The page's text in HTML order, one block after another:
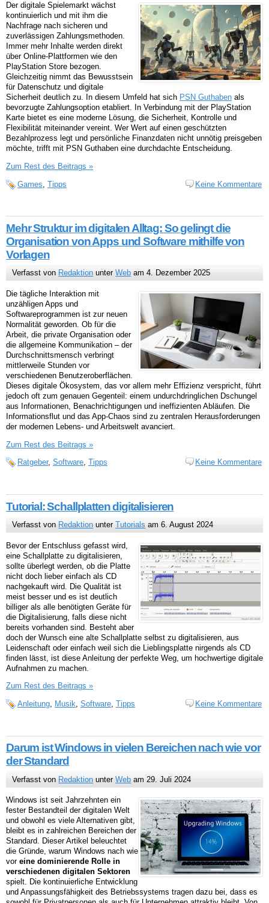
Der digitale Spielemarkt wächst
kontinuierlich und mit ihm die
Nachfrage nach sicheren und
zuverlässigen Zahlungsmethoden.
Immer mehr Inhalte werden direkt
über Online-Plattformen wie den
PlayStation Store bezogen.
Gleichzeitig nimmt das Bewusstsein
für Datenschutz und digitale
Sicherheit deutlich zu. In diesem Umfeld hat sich PSN Guthaben als
bevorzugte Zahlungsoption etabliert. In Verbindung mit der PlayStation
Karte bietet es eine moderne Lösung, die Sicherheit, Kontrolle und
Flexibilität miteinander vereint. Wer Wert auf einen geschützten
Bezahlprozess legt und persönliche Finanzdaten nicht unnötig preisgeben
möchte, trifft mit PSN Guthaben eine durchdachte Entscheidung.
Zum Rest des Beitrags »
Games Tipps Keine Kommentare
Mehr Struktur im digitalen Alltag: So gelingt die
Organisation von Apps und Software mithilfe von
Vorlagen
Verfasst von Redaktion unterWeb am 4. Dezember 2025
Die tägliche Interaktion mit
unzähligen Apps und
Softwareprogrammen ist zur neuen
Normalität geworden. Ob für die
Arbeit, die private Organisation oder
die allgemeine Kommunikation – der
Durchschnittsmensch verbringt
mittlerweile Stunden vor
verschiedenen Benutzeroberflächen.
Dieses digitale Ökosystem, das vor allem mehr Effizienz verspricht, führt
jedoch oft zum genauen Gegenteil: einem undurchdringlichen Dschungel
aus Informationen, Benachrichtigungen und ineffizienten Abläufen. Die
Informationsflut und das App-Chaos sind zu zentralen Herausforderungen
der modernen Lebens- und Arbeitswelt avanciert.
Zum Rest des Beitrags »
Ratgeber, Software, Tipps Keine Kommentare
Tutorial: Schallplatten digitalisieren
Verfasst von Redaktion unterTutorials am 6. August 2024
Bevor der Entschluss gefasst wird,
eine Schallplatte zu digitalisieren,
sollte überlegt werden, ob die Platte
nicht doch lieber einfach als CD
nachgekauft wird. Die Qualität ist
meist besser und es ist deutlich
billiger als alle benötigten Geräte für
die Digitalisierung, falls diese nicht
bereits vorhanden sind. Besteht aber
doch der Wunsch eine alte Schallplatte selbst zu digitalisieren, aus
Leidenschaft oder einfach weil sich die Lieblingsplatte nirgends als CD
finden lässt, ist diese Anleitung der perfekte Weg, um hochwertige digitale
Aufnahmen zu machen.
Zum Rest des Beitrags »
Anleitung, Musik, Software, Tipps Keine Kommentare
Darum ist Windows in vielen Bereichen nach wie vor
der Standard
Verfasst von Redaktion unterWeb am 29. Juli 2024
Windows ist seit Jahrzehnten ein
fester Bestandteil der digitalen Welt
und obwohl es viele Alternativen gibt,
bleibt es in zahlreichen Bereichen der
Standard. Dieser Artikel beleuchtet
die Gründe, warum Windows nach wie
vor eine dominierende Rolle in
verschiedenen digitalen Sektoren
spielt. Die kontinuierliche Entwicklung
und Anpassungsfähigkeit des Betriebssystems tragen dazu bei, dass es